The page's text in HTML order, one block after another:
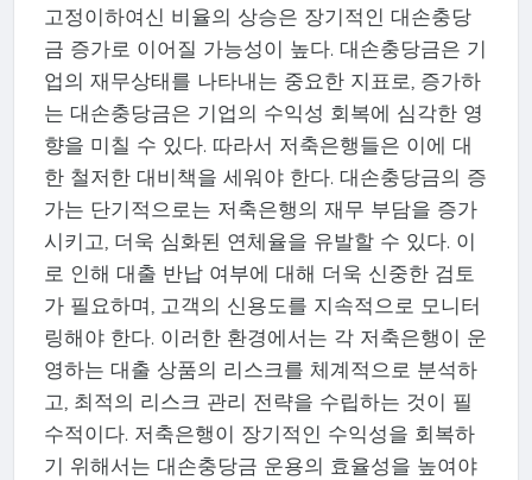
고정이하여신 비율의 상승은 장기적인 대손충당
금 증가로 이어질 가능성이 높다. 대손충당금은 기
업의 재무상태를 나타내는 중요한 지표로, 증가하
는 대손충당금은 기업의 수익성 회복에 심각한 영
향을 미칠 수 있다. 따라서 저축은행들은 이에 대
한 철저한 대비책을 세워야 한다. 대손충당금의 증
가는 단기적으로는 저축은행의 재무 부담을 증가
시키고, 더욱 심화된 연체율을 유발할 수 있다. 이
로 인해 대출 반납 여부에 대해 더욱 신중한 검토
가 필요하며, 고객의 신용도를 지속적으로 모니터
링해야 한다. 이러한 환경에서는 각 저축은행이 운
영하는 대출 상품의 리스크를 체계적으로 분석하
고, 최적의 리스크 관리 전략을 수립하는 것이 필
수적이다. 저축은행이 장기적인 수익성을 회복하
기 위해서는 대손충당금 운용의 효율성을 높여야